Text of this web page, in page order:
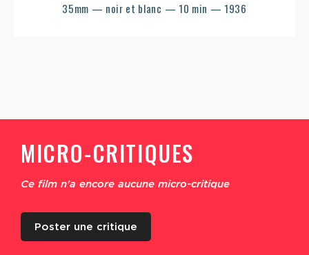
35mm — noir et blanc — 10 min — 1936
MICRO-CRITIQUES
Ce film n'a encore aucune micro-critique
Poster une critique